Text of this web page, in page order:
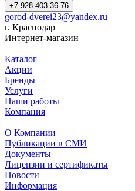
+7 928 403-36-76
gorod-dverei23@yandex.ru
г. Краснодар
Интернет-магазин
Каталог
Акции
Бренды
Услуги
Наши работы
Компания
О Компании
Публикации в СМИ
Документы
Лицензии и сертификаты
Новости
Информация